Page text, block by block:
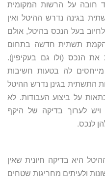
חובה על הרשות המקומית
בגינה נדרש ההיטל ואין
בעל הנכס בהיטל, אולם
הקמת תשתית חדשה בתחום
הנכס (ולו גם בעקיפין).
לה בטעות חשיבות
התשתית בגינן נדרש ההיטל
על ביצוע העבודות. לא
לערוך בדיקה של היקף
לנכס.
היא בדיקה חיונית שאין
ולעיתים מחריגות שטחים